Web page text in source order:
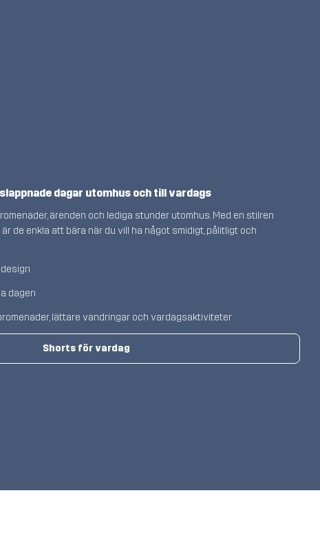
dagar utomhus och till vardags
ärenden och lediga stunder utomhus. Med en stilren
de enkla att bära när du vill ha något smidigt, pålitligt och
dagen
lättare vandringar och vardagsaktiviteter
Shorts för vardag